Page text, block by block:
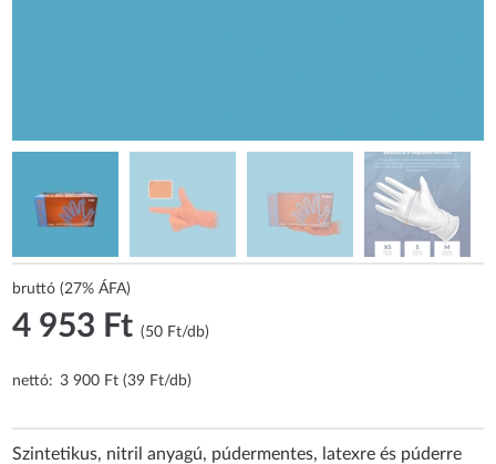
bruttó (27% ÁFA)
4 953 Ft(50 Ft/db)
nettó: 3 900 Ft (39 Ft/db)
Szintetikus, nitril anyagú, púdermentes, latexre és púderre